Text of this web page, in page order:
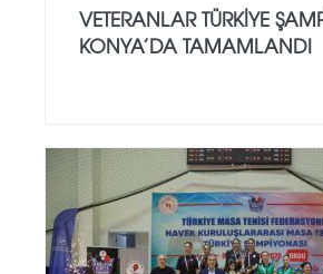
VETERANLAR TÜRKIYE
KONYA’DA TAMAMLANDI